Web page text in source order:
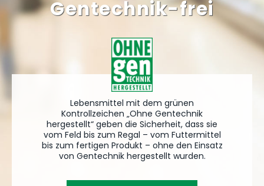
Gentechnik-frei
Lebensmittel mit dem grünen
Kontrollzeichen „Ohne Gentechnik
hergestellt“ geben die Sicherheit, dass sie
vom Feld bis zum Regal – vom Futtermittel
bis zum fertigen Produkt – ohne den Einsatz
von Gentechnik hergestellt wurden.
Gentechnik-frei
Lebensmittel mit dem grünen
Kontrollzeichen „Ohne Gentechnik
hergestellt“ geben die Sicherheit, dass sie
vom Feld bis zum Regal – vom Futtermittel
bis zum fertigen Produkt – ohne den Einsatz
von Gentechnik hergestellt wurden.
Gentechnik-frei
Lebensmittel mit dem grünen
Kontrollzeichen „Ohne Gentechnik
hergestellt“ geben die Sicherheit, dass sie
vom Feld bis zum Regal – vom Futtermittel
bis zum fertigen Produkt – ohne den Einsatz
von Gentechnik hergestellt wurden.